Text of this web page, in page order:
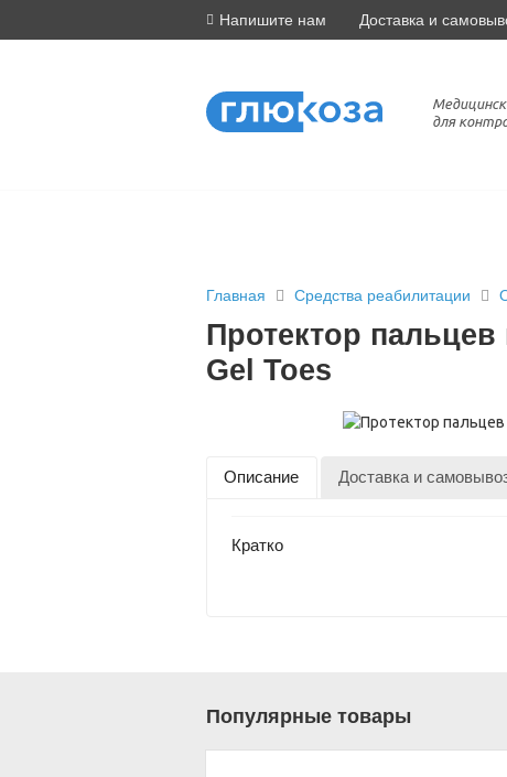
Напишите нам Доставка и
для
Главная Средства реабилитации
Протектор
Gel Toes
Описание Доставка и
Кратко
Популярные товары